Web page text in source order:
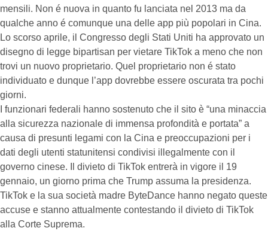
mensili. Non é nuova in quanto fu lanciata nel 2013 ma da
qualche anno é comunque una delle app più popolari in Cina.
Lo scorso aprile, il Congresso degli Stati Uniti ha approvato un
disegno di legge bipartisan per vietare TikTok a meno che non
trovi un nuovo proprietario. Quel proprietario non é stato
individuato e dunque l’app dovrebbe essere oscurata tra pochi
giorni.
I funzionari federali hanno sostenuto che il sito è “una minaccia
alla sicurezza nazionale di immensa profondità e portata” a
causa di presunti legami con la Cina e preoccupazioni per i
dati degli utenti statunitensi condivisi illegalmente con il
governo cinese. Il divieto di TikTok entrerà in vigore il 19
gennaio, un giorno prima che Trump assuma la presidenza.
TikTok e la sua società madre ByteDance hanno negato queste
accuse e stanno attualmente contestando il divieto di TikTok
alla Corte Suprema.